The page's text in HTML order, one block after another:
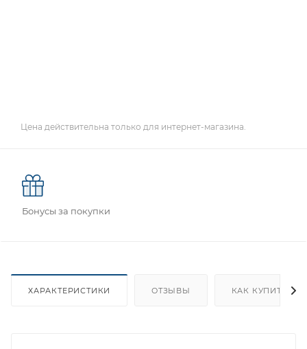
Цена действительна только для интернет-магазина.
Бонусы за покупки
ХАРАКТЕРИСТИКИ ОТЗЫВЫ КАК КУПИТЬ